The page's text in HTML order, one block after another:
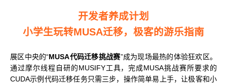
开发者养成计划
小学生玩转MUSA迁移，极客的游乐指南
展区中央的“MUSA代码迁移挑战赛”成为现场最热的体验狂欢区。
通过摩尔线程自研的MUSIFY工具，完成MUSA挑战赛所要求的
CUDA示例代码迁移任务只需三步，操作简单易上手，让极客和小